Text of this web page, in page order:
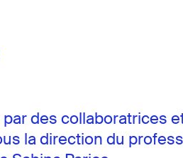
des collaboratrices
la direction du